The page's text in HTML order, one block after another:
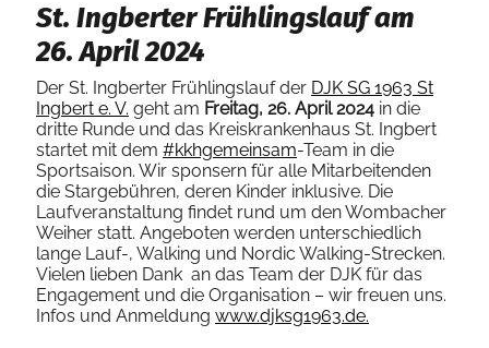
St. Ingberter Frühlingslauf am
26. April 2024
Der St. Ingberter Frühlingslauf der DJK SG 1963 St
Ingbert e. V. geht am Freitag, 26. April 2024 in die
dritte Runde und das Kreiskrankenhaus St. Ingbert
startet mit dem #kkhgemeinsam-Team in die
Sportsaison. Wir sponsern für alle Mitarbeitenden
die Stargebühren, deren Kinder inklusive. Die
Laufveranstaltung findet rund um den Wombacher
Weiher statt. Angeboten werden unterschiedlich
lange Lauf-, Walking und Nordic Walking-Strecken.
Vielen lieben Dank an das Team der DJK für das
Engagement und die Organisation – wir freuen uns.
Infos und Anmeldung www.djksg1963.de.